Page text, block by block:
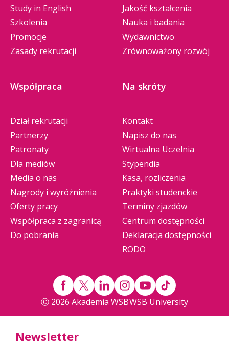
Study in English
Szkolenia
Promocje
Zasady rekrutacji
Jakość kształcenia
Nauka i badania
Wydawnictwo
Zrównoważony rozwój
Współpraca
Dział rekrutacji
Partnerzy
Patronaty
Dla mediów
Media o nas
Nagrody i wyróżnienia
Oferty pracy
Współpraca z zagranicą
Do pobrania
Na skróty
Kontakt
Napisz do nas
Wirtualna Uczelnia
Stypendia
Kasa, rozliczenia
Praktyki studenckie
Terminy zjazdów
Centrum dostępności
Deklaracja dostępności
RODO
Ⓒ 2026 Akademia WSBWSB University
Newsletter